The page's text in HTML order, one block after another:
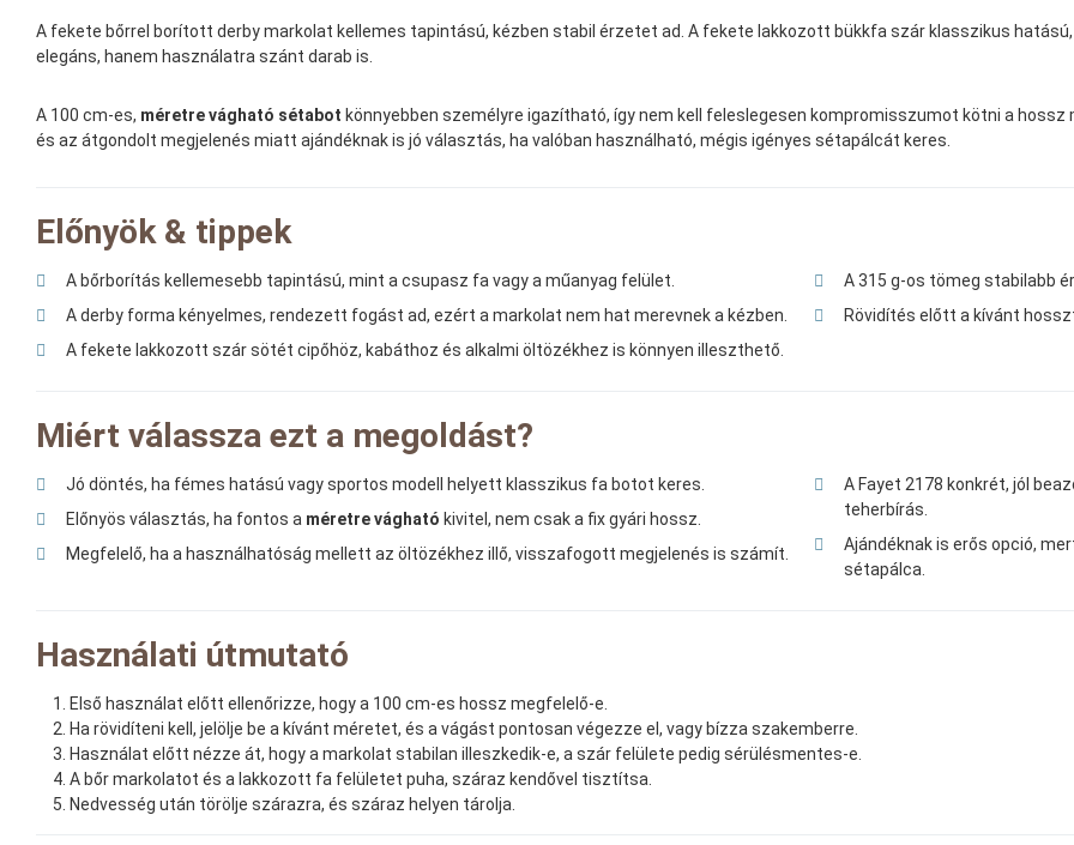
A fekete bőrrel borított derby markolat kellemes tapintású, kézben stabil érzetet ad. A fekete lakkozott bükkfa szár klasszikus
elegáns, hanem használatra szánt darab is.
A 100 cm-es, méretre vágható sétabot könnyebben személyre igazítható, így nem kell feleslegesen kompromisszumot kötni a
és az átgondolt megjelenés miatt ajándéknak is jó választás, ha valóban használható, mégis igényes sétapálcát keres.
Előnyök & tippek
A bőrborítás kellemesebb tapintású, mint a csupasz fa vagy a műanyag felület.
A derby forma kényelmes, rendezett fogást ad, ezért a markolat nem hat merevnek a kézben.
A fekete lakkozott szár sötét cipőhöz, kabáthoz és alkalmi öltözékhez is könnyen illeszthető.
A 315 g-os tömeg stabilabb
Rövidítés előtt a kívánt
Miért válassza ezt a megoldást?
Jó döntés, ha fémes hatású vagy sportos modell helyett klasszikus fa botot keres.
Előnyös választás, ha fontos a méretre vágható kivitel, nem csak a fix gyári hossz.
Megfelelő, ha a használhatóság mellett az öltözékhez illő, visszafogott megjelenés is számít.
A Fayet 2178 konkrét, jól
teherbírás.
Ajándéknak is erős opció,
sétapálca.
Használati útmutató
Első használat előtt ellenőrizze, hogy a 100 cm-es hossz megfelelő-e.
Ha rövidíteni kell, jelölje be a kívánt méretet, és a vágást pontosan végezze el, vagy bízza szakemberre.
Használat előtt nézze át, hogy a markolat stabilan illeszkedik-e, a szár felülete pedig sérülésmentes-e.
A bőr markolatot és a lakkozott fa felületet puha, száraz kendővel tisztítsa.
Nedvesség után törölje szárazra, és száraz helyen tárolja.